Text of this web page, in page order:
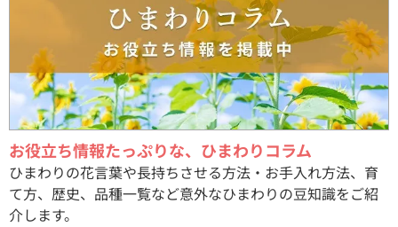
お役立ち情報たっぷりな、ひまわりコラム
ひまわりの花言葉や長持ちさせる方法・お手入れ方法、育
て方、歴史、品種一覧など意外なひまわりの豆知識をご紹
介します。